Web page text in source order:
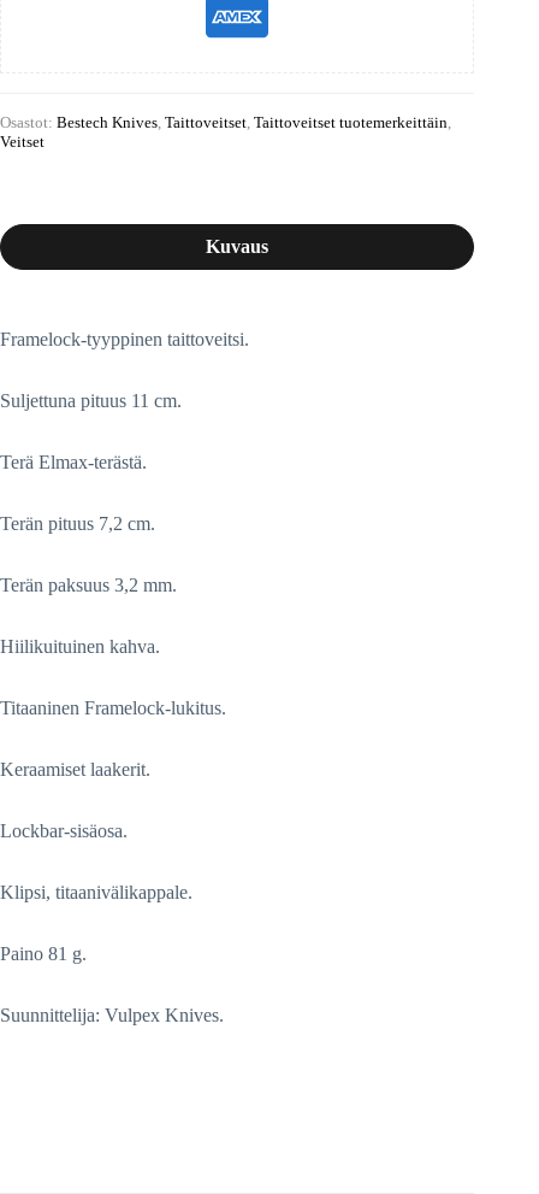
Osastot: Bestech Knives, Taittoveitset, Taittoveitset tuotemerkeittäin,
Veitset
Kuvaus
Framelock-tyyppinen taittoveitsi.
Suljettuna pituus 11 cm.
Terä Elmax-terästä.
Terän pituus 7,2 cm.
Terän paksuus 3,2 mm.
Hiilikuituinen kahva.
Titaaninen Framelock-lukitus.
Keraamiset laakerit.
Lockbar-sisäosa.
Klipsi, titaanivälikappale.
Paino 81 g.
Suunnittelija: Vulpex Knives.